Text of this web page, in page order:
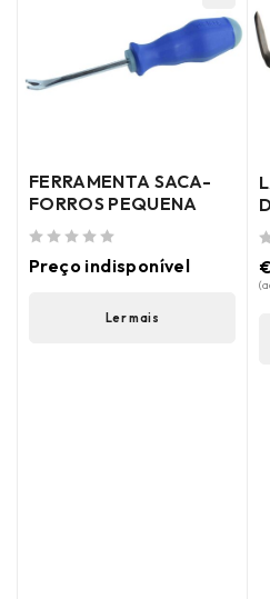
FERRAMENTA SACA-
FORROS PEQUENA
Preço indisponível
Ler mais